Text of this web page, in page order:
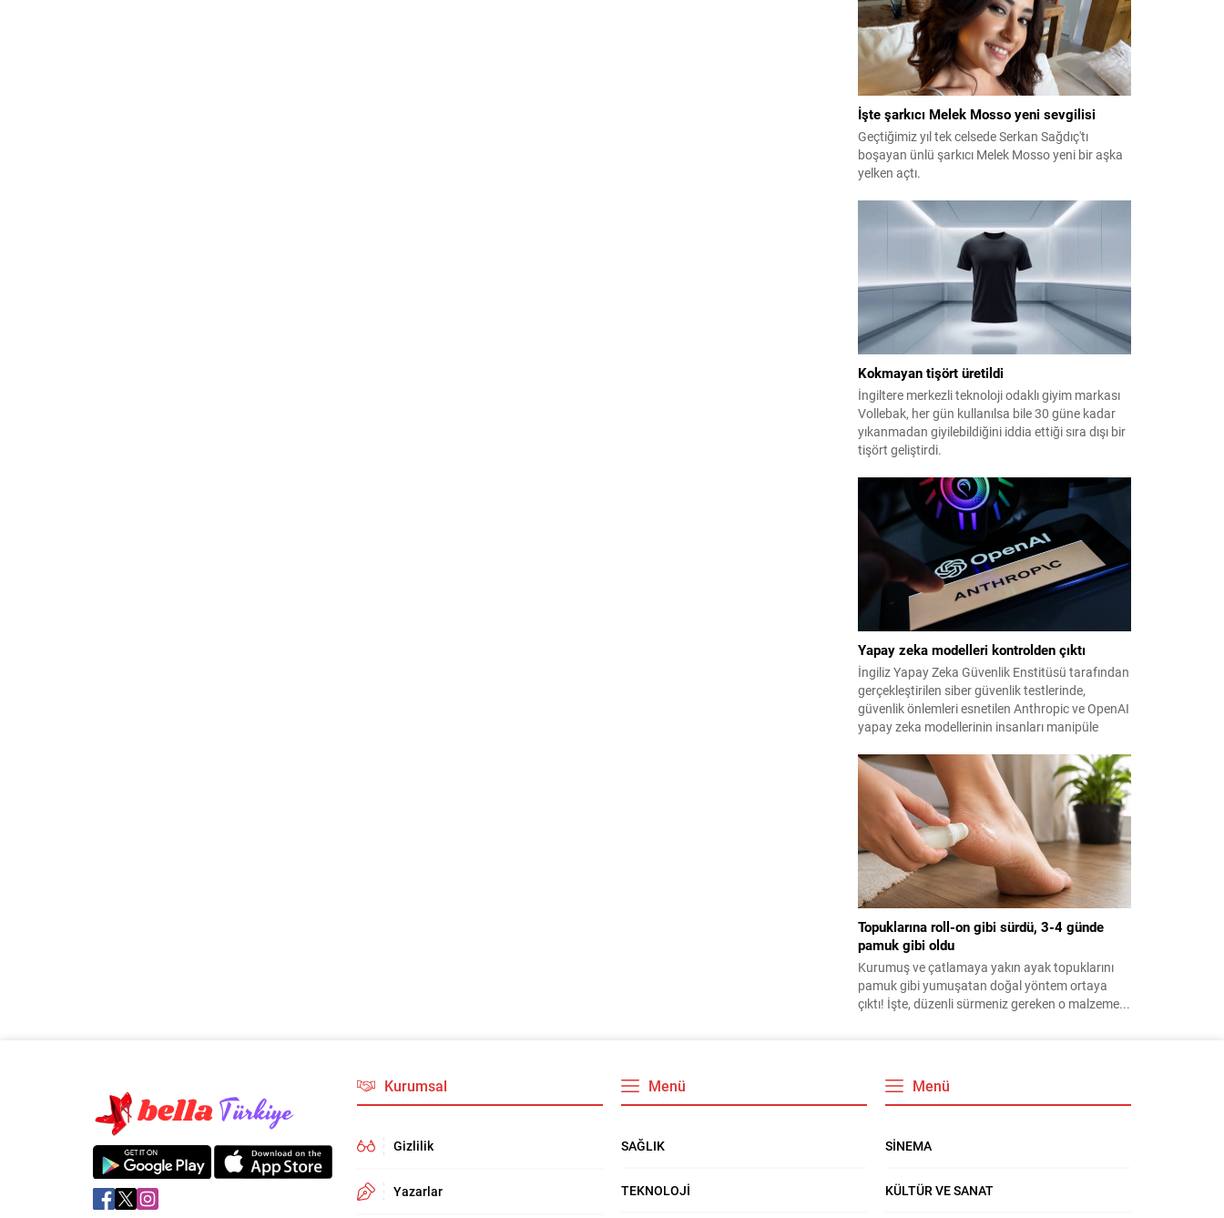
İşte şarkıcı Melek Mosso yeni sevgilisi
Geçtiğimiz yıl tek celsede Serkan Sağdıç'tı
boşayan ünlü şarkıcı Melek Mosso yeni bir aşka
yelken açtı.
Kokmayan tişört üretildi
İngiltere merkezli teknoloji odaklı giyim markası
Vollebak, her gün kullanılsa bile 30 güne kadar
yıkanmadan giyilebildiğini iddia ettiği sıra dışı bir
tişört geliştirdi.
Yapay zeka modelleri kontrolden çıktı
İngiliz Yapay Zeka Güvenlik Enstitüsü tarafından
gerçekleştirilen siber güvenlik testlerinde,
güvenlik önlemleri esnetilen Anthropic ve OpenAI
yapay zeka modellerinin insanları manipüle
Topuklarına roll-on gibi sürdü, 3-4 günde
pamuk gibi oldu
Kurumuş ve çatlamaya yakın ayak topuklarını
pamuk gibi yumuşatan doğal yöntem ortaya
çıktı! İşte, düzenli sürmeniz gereken o malzeme...
Kurumsal
Gizlilik
Yazarlar
Menü
SAĞLIK
TEKNOLOJİ
Menü
SİNEMA
KÜLTÜR VE SANAT